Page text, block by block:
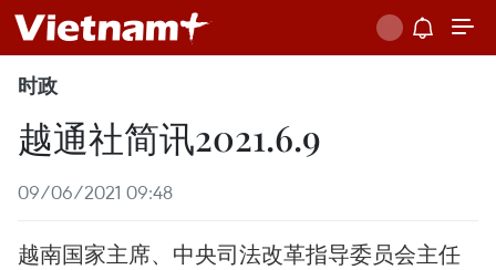
时政
越通社简讯2021.6.9
09/06/2021 09:48
越南国家主席、中央司法改革指导委员会主任